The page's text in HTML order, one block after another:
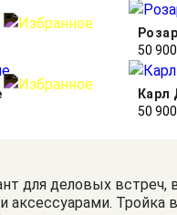
50
Карл
50
для деловых
аксессуарами.